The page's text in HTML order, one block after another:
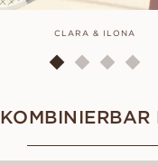
CLARA & ILONA
KOMBINIERBAR